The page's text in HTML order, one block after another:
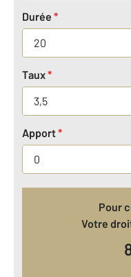
Durée *
Taux*
Apport*
Pour
Votre